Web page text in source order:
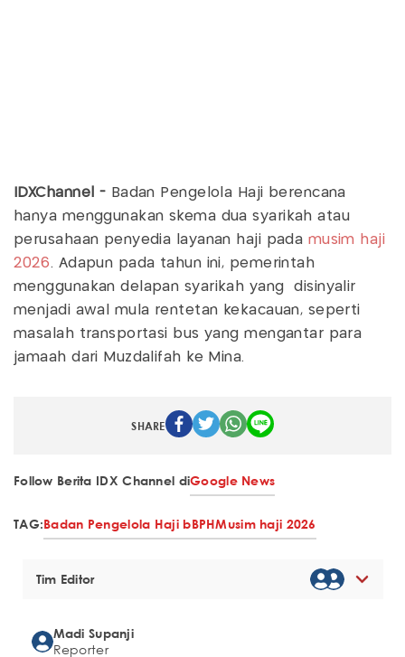
IDXChannel - Badan Pengelola Haji berencana
hanya menggunakan skema dua syarikah atau
perusahaan penyedia layanan haji pada musim haji
2026. Adapun pada tahun ini, pemerintah
menggunakan delapan syarikah yang disinyalir
menjadi awal mula rentetan kekacauan, seperti
masalah transportasi bus yang mengantar para
jamaah dari Muzdalifah ke Mina.
SHARE
Follow Berita IDX Channel diGoogle News
TAG:Badan Pengelola Haji bBPHMusim haji 2026
Tim Editor
Madi Supanji
Reporter